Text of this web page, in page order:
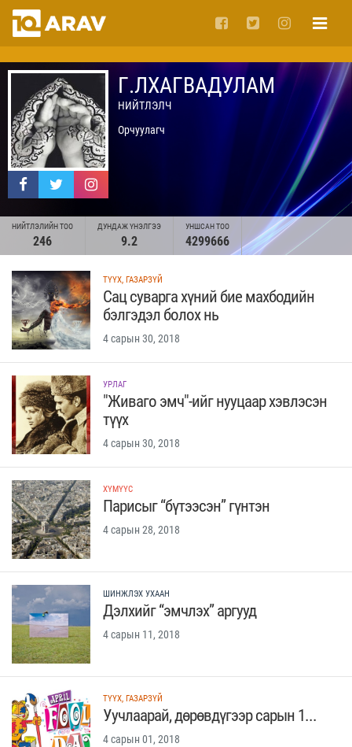
Г.ЛХАГВАДУЛАМ
НИЙТЛЭЛЧ
Орчуулагч
НИЙТЛЭЛИЙН ТОО
246
ДУНДАЖ ҮНЭЛГЭЭ
9.2
УНШСАН ТОО
4299666
ТҮҮХ, ГАЗАРЗҮЙ
Сац суварга хүний бие махбодийн
бэлгэдэл болох нь
4 сарын 30, 2018
УРЛАГ
"Живаго эмч"-ийг нууцаар хэвлэсэн
түүх
4 сарын 30, 2018
ХҮМҮҮС
Парисыг “бүтээсэн” гүнтэн
4 сарын 28, 2018
ШИНЖЛЭХ УХААН
Дэлхийг “эмчлэх” аргууд
4 сарын 11, 2018
ТҮҮХ, ГАЗАРЗҮЙ
Уучлаарай, дөрөвдүгээр сарын 1...
4 сарын 01, 2018